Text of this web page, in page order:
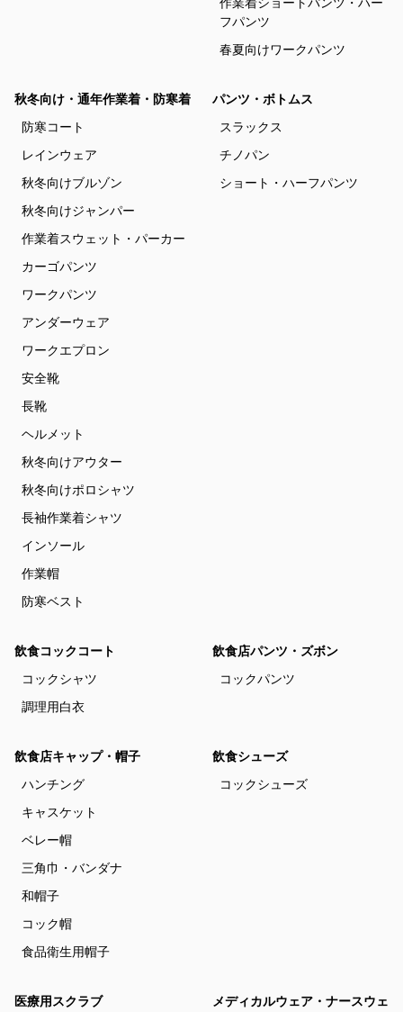
フパンツ
春夏向けワークパンツ
秋冬向け・通年作業着・防寒着
防寒コート
レインウェア
秋冬向けブルゾン
秋冬向けジャンパー
作業着スウェット・パーカー
カーゴパンツ
ワークパンツ
アンダーウェア
ワークエプロン
安全靴
長靴
ヘルメット
秋冬向けアウター
秋冬向けポロシャツ
長袖作業着シャツ
インソール
作業帽
防寒ベスト
パンツ・ボトムス
スラックス
チノパン
ショート・ハーフパンツ
飲食コックコート
コックシャツ
調理用白衣
飲食店パンツ・ズボン
コックパンツ
飲食店キャップ・帽子
ハンチング
キャスケット
ベレー帽
三角巾・バンダナ
和帽子
コック帽
食品衛生用帽子
飲食シューズ
コックシューズ
医療用スクラブ
メディカルウェア・ナースウェ